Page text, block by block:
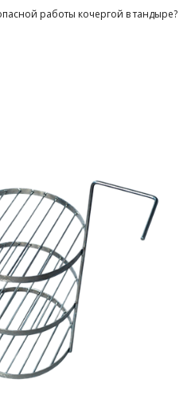
работы кочергой в тандыре?